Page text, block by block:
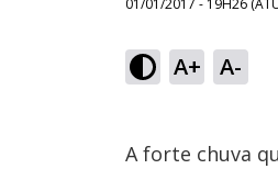
01/01/2017 - 19H26
A+ A-
A forte chuva